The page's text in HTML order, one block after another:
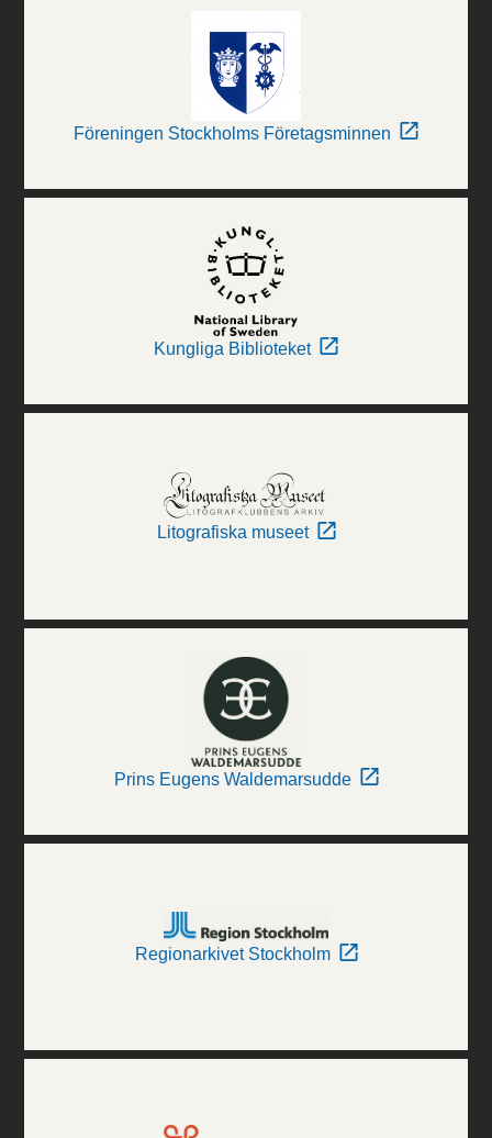
Föreningen Stockholms Företagsminnen
Kungliga Biblioteket
Litografiska museet
Prins Eugens Waldemarsudde
Regionarkivet Stockholm